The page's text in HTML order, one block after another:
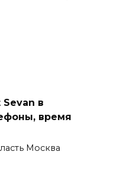
в
время
Москва